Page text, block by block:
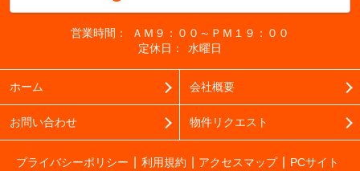
営業時間：
ＡＭ９：００～ＰＭ１９：００
定休日：
水曜日
ホーム 会社概要
お問い合わせ 物件リクエスト
プライバシーポリシー 利用規約 アクセスマップ PCサイト